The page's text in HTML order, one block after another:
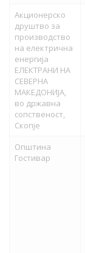
Акционерско
друштво за
производство
на електрична
енергија
ЕЛЕКТРАНИ НА
СЕВЕРНА
МАКЕДОНИЈА,
во државна
сопственост,
Скопје
Општина
Гостивар